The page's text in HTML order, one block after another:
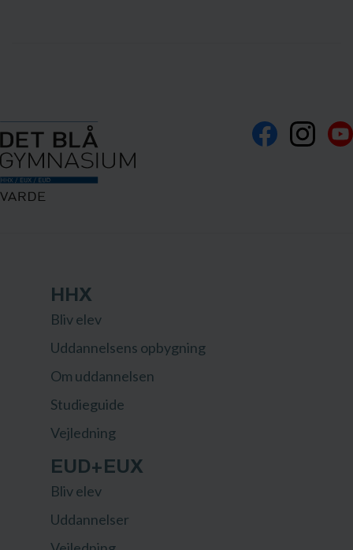
HHX
Bliv elev
Uddannelsens opbygning
Om uddannelsen
Studieguide
Vejledning
EUD+EUX
Bliv elev
Uddannelser